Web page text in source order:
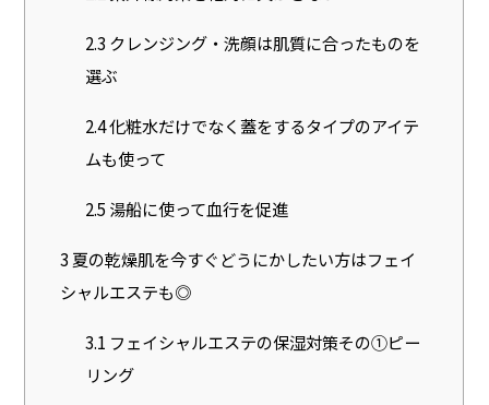
2.3 クレンジング・洗顔は肌質に合ったものを
選ぶ
2.4化粧水だけでなく蓋をするタイプのアイテ
ムも使って
2.5 湯船に使って血行を促進
3 夏の乾燥肌を今すぐどうにかしたい方はフェイ
シャルエステも◎
3.1 フェイシャルエステの保湿対策その①ピー
リング